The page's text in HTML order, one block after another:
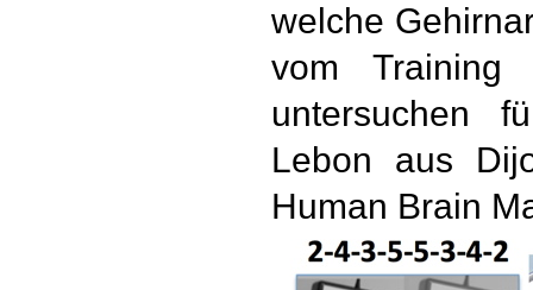
welche
vom
untersuchen
Lebon aus
Human Brain